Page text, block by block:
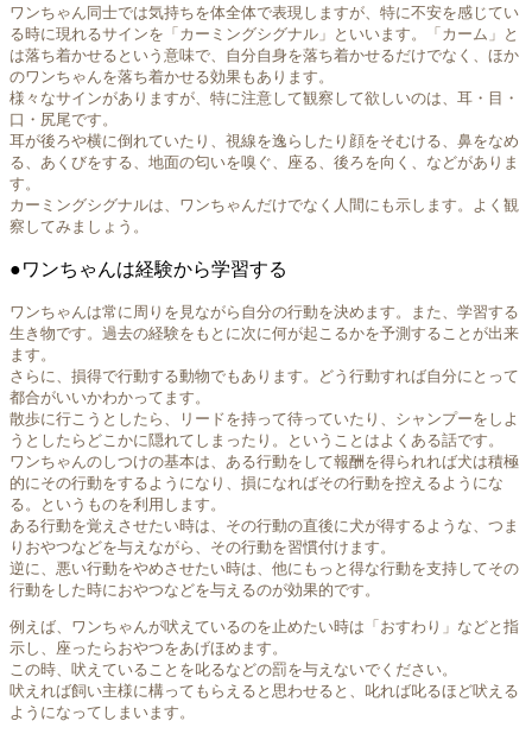
ワンちゃん同士では気持ちを体全体で表現しますが、特に不安を感じてい
る時に現れるサインを「カーミングシグナル」といいます。「カーム」と
は落ち着かせるという意味で、自分自身を落ち着かせるだけでなく、ほか
のワンちゃんを落ち着かせる効果もあります。
様々なサインがありますが、特に注意して観察して欲しいのは、耳・目・
口・尻尾です。
耳が後ろや横に倒れていたり、視線を逸らしたり顔をそむける、鼻をなめ
る、あくびをする、地面の匂いを嗅ぐ、座る、後ろを向く、などがありま
す。
カーミングシグナルは、ワンちゃんだけでなく人間にも示します。よく観
察してみましょう。
●ワンちゃんは経験から学習する
ワンちゃんは常に周りを見ながら自分の行動を決めます。また、学習する
生き物です。過去の経験をもとに次に何が起こるかを予測することが出来
ます。
さらに、損得で行動する動物でもあります。どう行動すれば自分にとって
都合がいいかわかってます。
散歩に行こうとしたら、リードを持って待っていたり、シャンプーをしよ
うとしたらどこかに隠れてしまったり。ということはよくある話です。
ワンちゃんのしつけの基本は、ある行動をして報酬を得られれば犬は積極
的にその行動をするようになり、損になればその行動を控えるようにな
る。というものを利用します。
ある行動を覚えさせたい時は、その行動の直後に犬が得するような、つま
りおやつなどを与えながら、その行動を習慣付けます。
逆に、悪い行動をやめさせたい時は、他にもっと得な行動を支持してその
行動をした時におやつなどを与えるのが効果的です。
例えば、ワンちゃんが吠えているのを止めたい時は「おすわり」などと指
示し、座ったらおやつをあげほめます。
この時、吠えていることを叱るなどの罰を与えないでください。
吠えれば飼い主様に構ってもらえると思わせると、叱れば叱るほど吠える
ようになってしまいます。